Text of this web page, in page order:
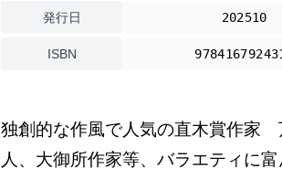
発行日 202510
ISBN
独創的な作風で人気の直木賞作家
人、大御所作家等、バラエティに